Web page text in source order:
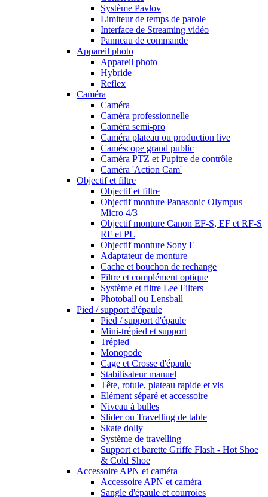
Système Pavlov
Limiteur de temps de parole
Interface de Streaming vidéo
Panneau de commande
Appareil photo
Appareil photo
Hybride
Reflex
Caméra
Caméra
Caméra professionnelle
Caméra semi-pro
Caméra plateau ou production live
Caméscope grand public
Caméra PTZ et Pupitre de contrôle
Caméra 'Action Cam'
Objectif et filtre
Objectif et filtre
Objectif monture Panasonic Olympus
Micro 4/3
Objectif monture Canon EF-S, EF et RF-S
RF et PL
Objectif monture Sony E
Adaptateur de monture
Cache et bouchon de rechange
Filtre et complément optique
Système et filtre Lee Filters
Photoball ou Lensball
Pied / support d'épaule
Pied / support d'épaule
Mini-trépied et support
Trépied
Monopode
Cage et Crosse d'épaule
Stabilisateur manuel
Tête, rotule, plateau rapide et vis
Elément séparé et accessoire
Niveau à bulles
Slider ou Travelling de table
Skate dolly
Système de travelling
Support et barette Griffe Flash - Hot Shoe
& Cold Shoe
Accessoire APN et caméra
Accessoire APN et caméra
Sangle d'épaule et courroies